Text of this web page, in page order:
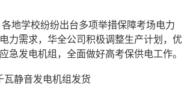
地学校纷纷出台多项举措保障考场电力
力需求，华全公司积极调整生产计划，优
急发电机组，全面做好高考保供电工作。